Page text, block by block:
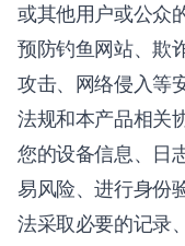
或其他用户或公众
预防钓鱼网站、欺
攻击、网络侵入等
法规和本产品相关
您的设备信息、日
易风险、进行身份
法采取必要的记录